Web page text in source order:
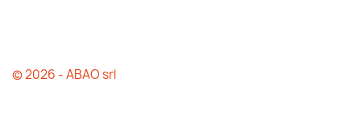
© 2026 - ABAO srl